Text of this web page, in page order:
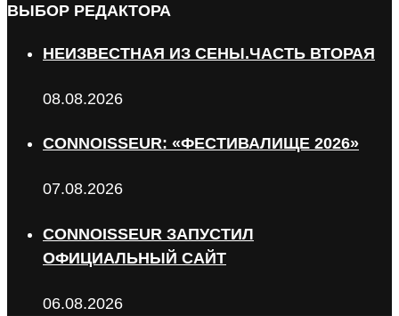
ВЫБОР РЕДАКТОРА
НЕИЗВЕСТНАЯ ИЗ СЕНЫ.ЧАСТЬ ВТОРАЯ
08.08.2026
CONNOISSEUR: «ФЕСТИВАЛИЩЕ 2026»
07.08.2026
CONNOISSEUR ЗАПУСТИЛ
ОФИЦИАЛЬНЫЙ САЙТ
06.08.2026